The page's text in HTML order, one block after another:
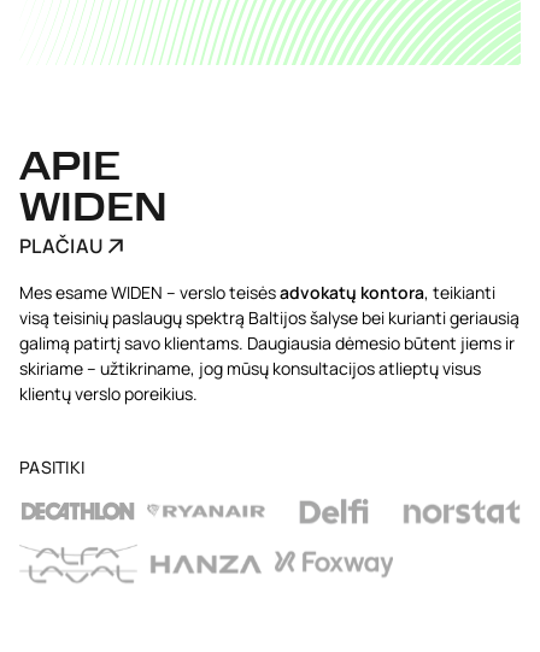
APIE
WIDEN
PLAČIAU
Mes esame WIDEN – verslo teisėsadvokatų kontora, teikianti
visą teisinių paslaugų spektrą Baltijos šalyse bei kurianti geriausią
galimą patirtį savo klientams. Daugiausia dėmesio būtent jiems ir
skiriame – užtikriname, jog mūsų konsultacijos atlieptų visus
klientų verslo poreikius.
PASITIKI